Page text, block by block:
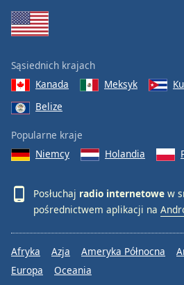
Sąsiednich krajach
Kanada
Meksyk
Belize
Popularne kraje
Niemcy
Holandia
Posłuchaj radio internetowe w
pośrednictwem aplikacji na
Afryka Azja Ameryka Północna
Europa
Oceania